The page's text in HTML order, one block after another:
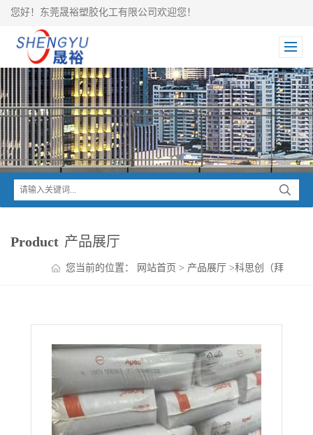
您好！东莞晟裕塑胶化工有限公司欢迎您！
Product 产品展厅
您当前的位置： 网站首页 > 产品展厅 >科思创（拜